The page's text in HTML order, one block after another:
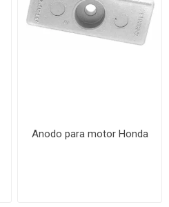
Anodo para motor Honda